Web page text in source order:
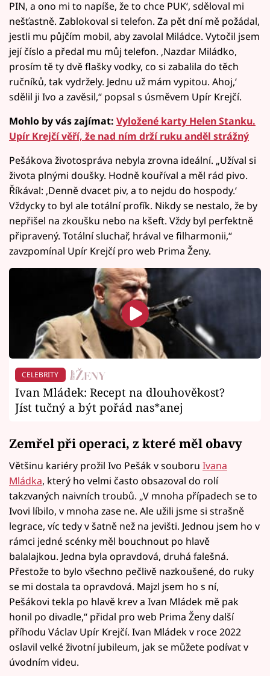
PIN, a ono mi to napíše, že to chce PUK‘, sděloval mi
nešťastně. Zablokoval si telefon. Za pět dní mě požádal,
jestli mu půjčím mobil, aby zavolal Miládce. Vytočil jsem
její číslo a předal mu můj telefon. ‚Nazdar Miládko,
prosím tě ty dvě flašky vodky, co si zabalila do těch
ručníků, tak vydržely. Jednu už mám vypitou. Ahoj,‘
sdělil ji Ivo a zavěsil,“ popsal s úsměvem Upír Krejčí.
Mohlo by vás zajímat: Vyložené karty Helen Stanku.
Upír Krejčí věří, že nad ním drží ruku anděl strážný
Pešákova životospráva nebyla zrovna ideální. „Užíval si
života plnými doušky. Hodně kouříval a měl rád pivo.
Říkával: ‚Denně dvacet piv, a to nejdu do hospody.‘
Vždycky to byl ale totální profík. Nikdy se nestalo, že by
nepřišel na zkoušku nebo na kšeft. Vždy byl perfektně
připravený. Totální sluchař, hrával ve filharmonii,“
zavzpomínal Upír Krejčí pro web Prima Ženy.
CELEBRITY
Ivan Mládek: Recept na dlouhověkost?
Jíst tučný a být pořád nas*anej
Zemřel při operaci, z které měl obavy
Většinu kariéry prožil Ivo Pešák v souboru Ivana
Mládka, který ho velmi často obsazoval do rolí
takzvaných naivních troubů. „V mnoha případech se to
Ivovi líbilo, v mnoha zase ne. Ale užili jsme si strašně
legrace, víc tedy v šatně než na jevišti. Jednou jsem ho v
rámci jedné scénky měl bouchnout po hlavě
balalajkou. Jedna byla opravdová, druhá falešná.
Přestože to bylo všechno pečlivě nazkoušené, do ruky
se mi dostala ta opravdová. Majzl jsem ho s ní,
Pešákovi tekla po hlavě krev a Ivan Mládek mě pak
honil po divadle,“ přidal pro web Prima Ženy další
příhodu Václav Upír Krejčí. Ivan Mládek v roce 2022
oslavil velké životní jubileum, jak se můžete podívat v
úvodním videu.